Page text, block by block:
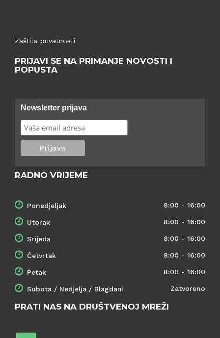
Zaštita privatnosti
PRIJAVI SE NA PRIMANJE NOVOSTI I
POPUSTA
Newsletter prijava
RADNO VRIJEME
Ponedjeljak 8:00 - 16:00
Utorak 8:00 - 16:00
Srijeda 8:00 - 16:00
Četvrtak 8:00 - 16:00
Petak 8:00 - 16:00
Subota / Nedjelja / Blagdani Zatvoreno
PRATI NAS NA DRUŠTVENOJ MREŽI